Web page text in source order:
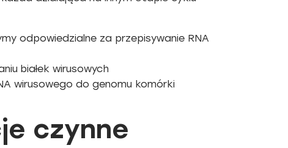
odpowiedzialne za przepisywanie RNA
białek wirusowych
wirusowego do genomu komórki
czynne